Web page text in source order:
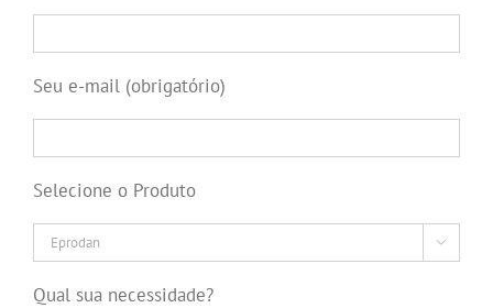
Seu e-mail (obrigatório)
Selecione o Produto

Qual sua necessidade?